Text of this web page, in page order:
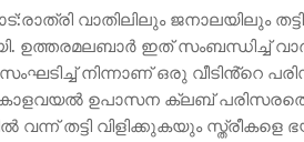
വാതിലിലും ജനാലയിലും
ഉത്തരമലബാർ ഇത് സംബന്ധിച്ച്
നിന്നാണ് ഒരു വീടിൻ്റെ
ഉപാസന ക്ലബ് പരിസരത്തെ
വന്ന് തട്ടി വിളിക്കുകയും സ്ത്രീകളെ